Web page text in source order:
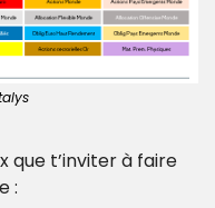
que t’inviter à faire
: